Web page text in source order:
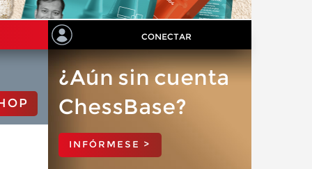
CONECTAR
¿Aún sin cuenta
ChessBase?
INFÓRMESE >